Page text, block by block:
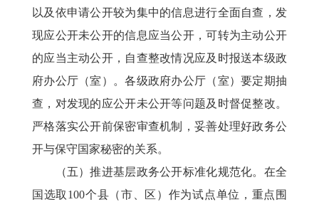
以及依申请公开较为集中的信息进行全面自查，发
现应公开未公开的信息应当公开，可转为主动公开
的应当主动公开，自查整改情况应及时报送本级政
府办公厅（室）。各级政府办公厅（室）要定期抽
查，对发现的应公开未公开等问题及时督促整改。
严格落实公开前保密审查机制，妥善处理好政务公
开与保守国家秘密的关系。
（五）推进基层政务公开标准化规范化。在全
国选取100个县（市、区）作为试点单位，重点围